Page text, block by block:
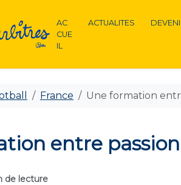
AC
CUE
IL
ACTUALITES
France Une formation
entre
de lecture